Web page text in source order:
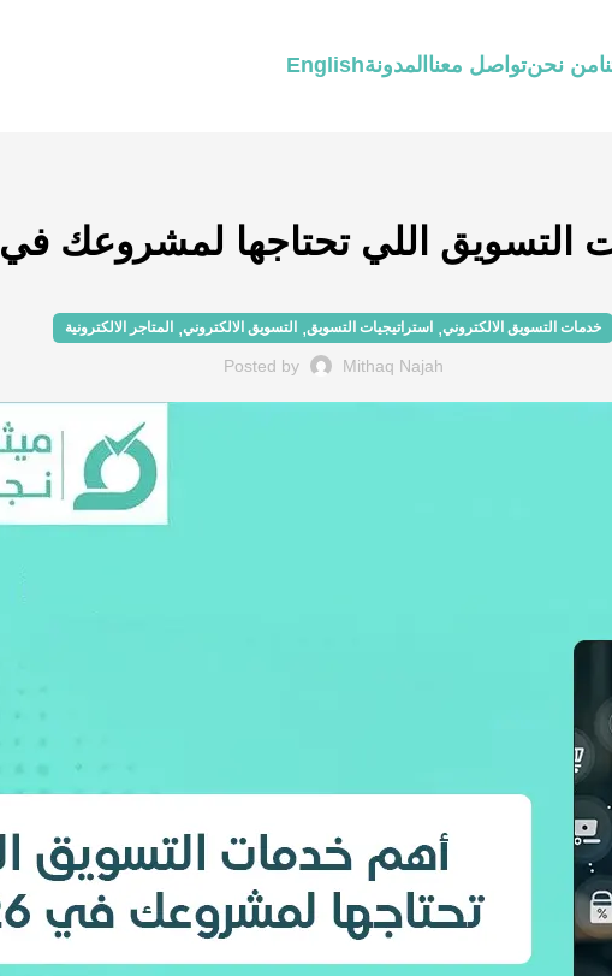
من نحنتواصل معنا المدونةEnglish
خدمات التسويق الالكتروني, استراتيجيات التسويق, التسويق الالكتروني, المتاجر الالكترونية
التسويق اللي تحتاجها لمشروعك في 2026
Posted by Mithaq Najah